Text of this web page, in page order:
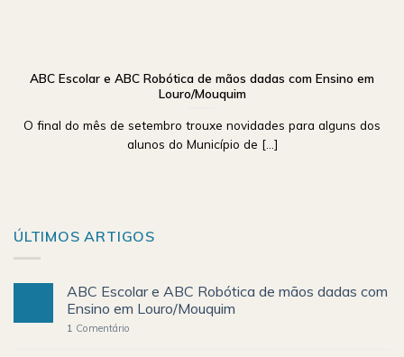
ABC Escolar e ABC Robótica de mãos dadas com Ensino em
Louro/Mouquim
O final do mês de setembro trouxe novidades para alguns dos
alunos do Município de [...]
ÚLTIMOS ARTIGOS
ABC Escolar e ABC Robótica de mãos dadas com
Ensino em Louro/Mouquim
1 Comentário